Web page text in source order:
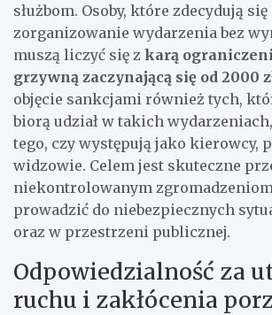
służbom. Osoby, które zdecydują się
zorganizowanie wydarzenia bez
muszą liczyć się z karą
grzywną zaczynającą się od 2000
objęcie sankcjami również tych,
biorą udział w takich
tego, czy występują jako kierowcy,
widzowie. Celem jest skuteczne
niekontrolowanym
prowadzić do niebezpiecznych
oraz w przestrzeni publicznej.
Odpowiedzialność za
ruchu i zakłócenia